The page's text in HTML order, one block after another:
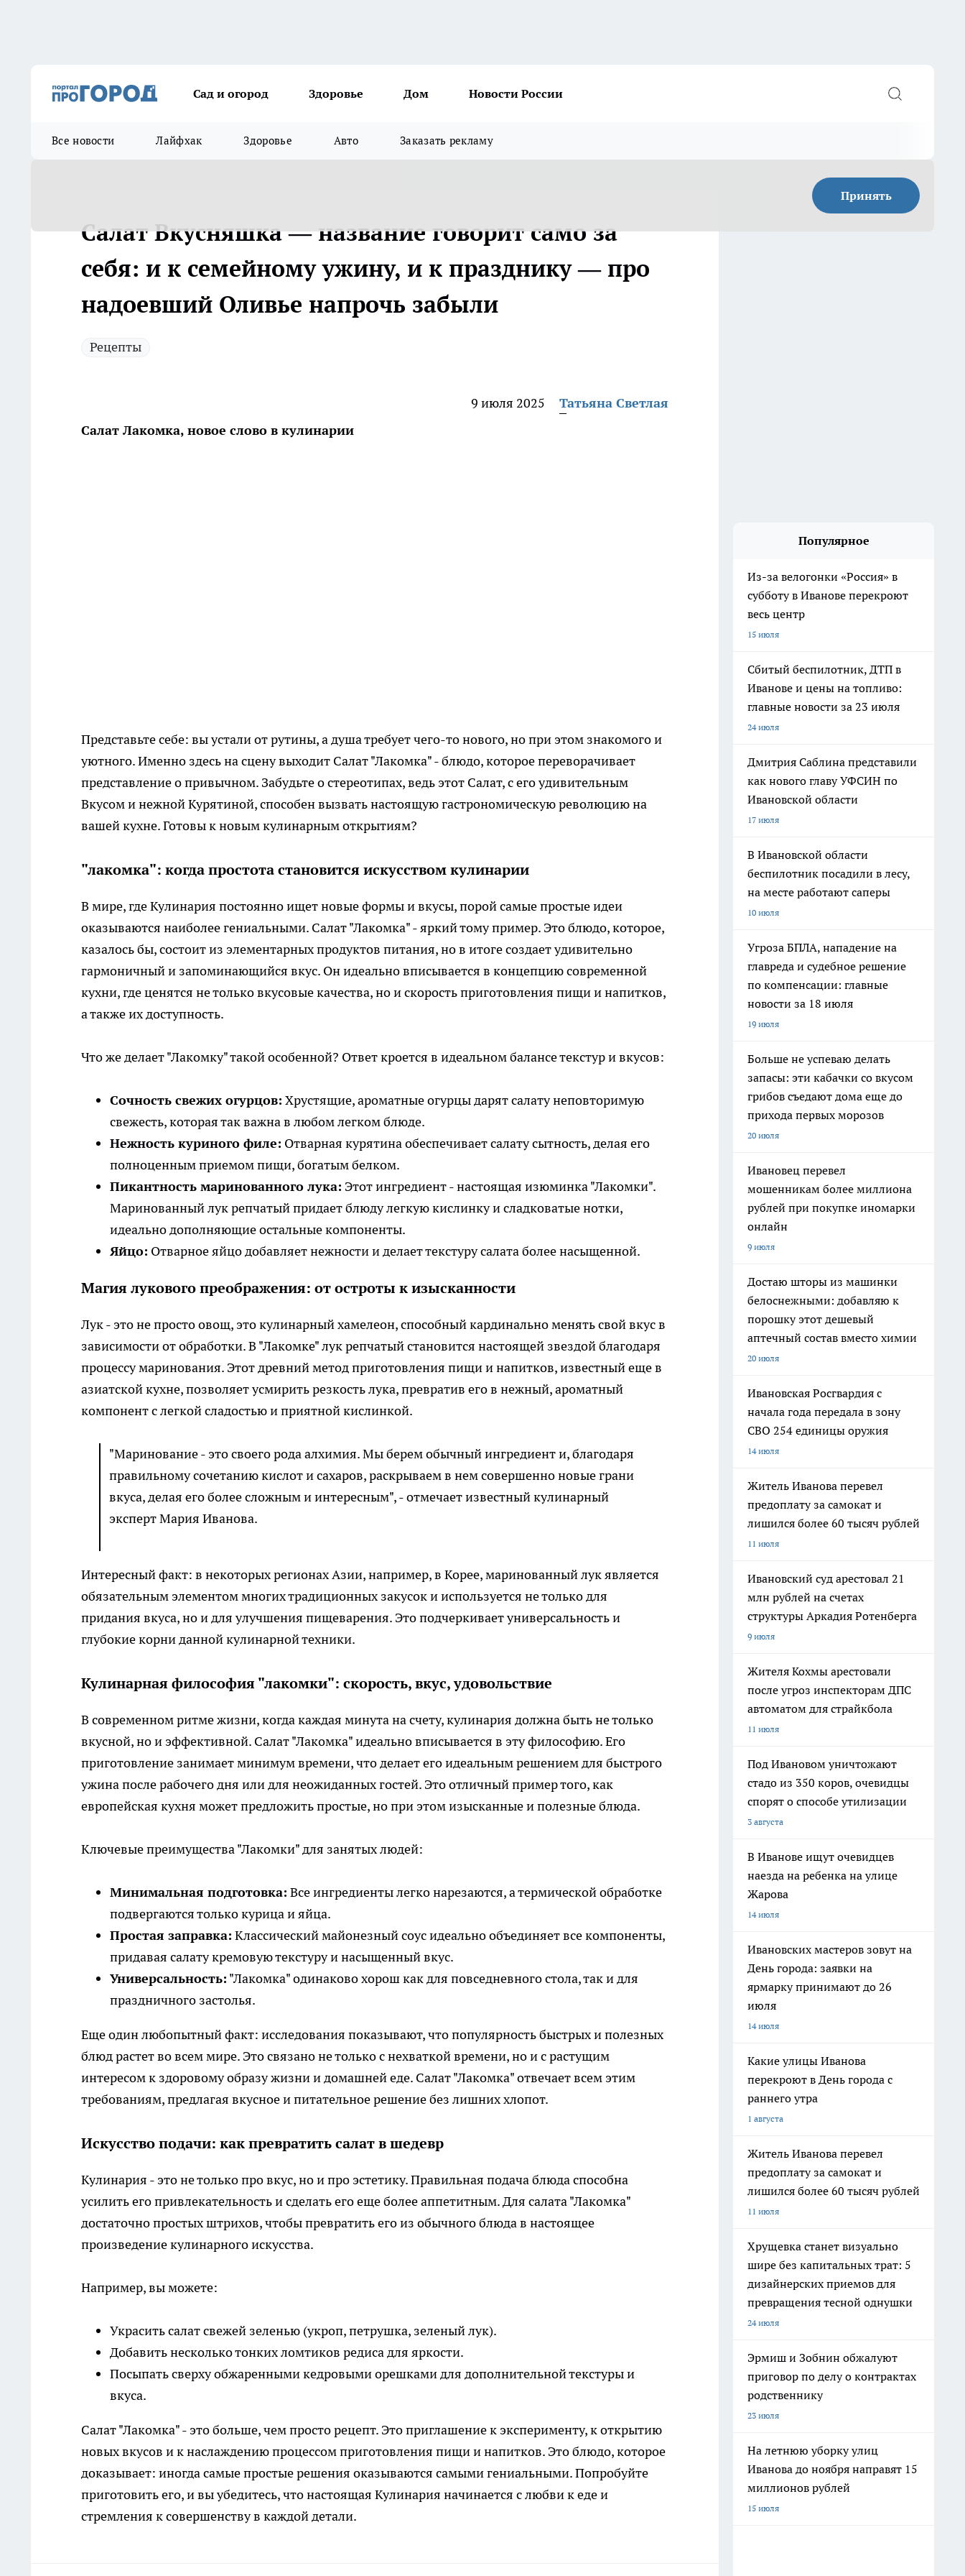
Сад и огород Здоровье Дом Новости России
Все новости Лайфхак Здоровье Авто Заказать рекламу
Принять
Салат Вкусняшка — название говорит само за
себя: и к семейному ужину, и к празднику — про
надоевший Оливье напрочь забыли
Рецепты
9 июля 2025
Татьяна Светлая
Салат Лакомка, новое слово в кулинарии
Представьте себе: вы устали от рутины, а душа требует чего-то нового, но при этом знакомого и
уютного. Именно здесь на сцену выходит Салат "Лакомка" - блюдо, которое переворачивает
представление о привычном. Забудьте о стереотипах, ведь этот Салат, с его удивительным
Вкусом и нежной Курятиной, способен вызвать настоящую гастрономическую революцию на
вашей кухне. Готовы к новым кулинарным открытиям?
"лакомка": когда простота становится искусством кулинарии
В мире, где Кулинария постоянно ищет новые формы и вкусы, порой самые простые идеи
оказываются наиболее гениальными. Салат "Лакомка" - яркий тому пример. Это блюдо, которое,
казалось бы, состоит из элементарных продуктов питания, но в итоге создает удивительно
гармоничный и запоминающийся вкус. Он идеально вписывается в концепцию современной
кухни, где ценятся не только вкусовые качества, но и скорость приготовления пищи и напитков,
а также их доступность.
Что же делает "Лакомку" такой особенной? Ответ кроется в идеальном балансе текстур и вкусов:
Сочность свежих огурцов: Хрустящие, ароматные огурцы дарят салату неповторимую
свежесть, которая так важна в любом легком блюде.
Нежность куриного филе: Отварная курятина обеспечивает салату сытность, делая его
полноценным приемом пищи, богатым белком.
Пикантность маринованного лука: Этот ингредиент - настоящая изюминка "Лакомки".
Маринованный лук репчатый придает блюду легкую кислинку и сладковатые нотки,
идеально дополняющие остальные компоненты.
Яйцо: Отварное яйцо добавляет нежности и делает текстуру салата более насыщенной.
Магия лукового преображения: от остроты к изысканности
Лук - это не просто овощ, это кулинарный хамелеон, способный кардинально менять свой вкус в
зависимости от обработки. В "Лакомке" лук репчатый становится настоящей звездой благодаря
процессу маринования. Этот древний метод приготовления пищи и напитков, известный еще в
азиатской кухне, позволяет усмирить резкость лука, превратив его в нежный, ароматный
компонент с легкой сладостью и приятной кислинкой.
"Маринование - это своего рода алхимия. Мы берем обычный ингредиент и, благодаря
правильному сочетанию кислот и сахаров, раскрываем в нем совершенно новые грани
вкуса, делая его более сложным и интересным", - отмечает известный кулинарный
эксперт Мария Иванова.
Интересный факт: в некоторых регионах Азии, например, в Корее, маринованный лук является
обязательным элементом многих традиционных закусок и используется не только для
придания вкуса, но и для улучшения пищеварения. Это подчеркивает универсальность и
глубокие корни данной кулинарной техники.
Кулинарная философия "лакомки": скорость, вкус, удовольствие
В современном ритме жизни, когда каждая минута на счету, кулинария должна быть не только
вкусной, но и эффективной. Салат "Лакомка" идеально вписывается в эту философию. Его
приготовление занимает минимум времени, что делает его идеальным решением для быстрого
ужина после рабочего дня или для неожиданных гостей. Это отличный пример того, как
европейская кухня может предложить простые, но при этом изысканные и полезные блюда.
Ключевые преимущества "Лакомки" для занятых людей:
Минимальная подготовка: Все ингредиенты легко нарезаются, а термической обработке
подвергаются только курица и яйца.
Простая заправка: Классический майонезный соус идеально объединяет все компоненты,
придавая салату кремовую текстуру и насыщенный вкус.
Универсальность: "Лакомка" одинаково хорош как для повседневного стола, так и для
праздничного застолья.
Еще один любопытный факт: исследования показывают, что популярность быстрых и полезных
блюд растет во всем мире. Это связано не только с нехваткой времени, но и с растущим
интересом к здоровому образу жизни и домашней еде. Салат "Лакомка" отвечает всем этим
требованиям, предлагая вкусное и питательное решение без лишних хлопот.
Искусство подачи: как превратить салат в шедевр
Кулинария - это не только про вкус, но и про эстетику. Правильная подача блюда способна
усилить его привлекательность и сделать его еще более аппетитным. Для салата "Лакомка"
достаточно простых штрихов, чтобы превратить его из обычного блюда в настоящее
произведение кулинарного искусства.
Например, вы можете:
Украсить салат свежей зеленью (укроп, петрушка, зеленый лук).
Добавить несколько тонких ломтиков редиса для яркости.
Посыпать сверху обжаренными кедровыми орешками для дополнительной текстуры и
вкуса.
Салат "Лакомка" - это больше, чем просто рецепт. Это приглашение к эксперименту, к открытию
новых вкусов и к наслаждению процессом приготовления пищи и напитков. Это блюдо, которое
доказывает: иногда самые простые решения оказываются самыми гениальными. Попробуйте
приготовить его, и вы убедитесь, что настоящая Кулинария начинается с любви к еде и
стремления к совершенству в каждой детали.
Популярное
Из-за велогонки «Россия» в
субботу в Иванове перекроют
весь центр
15 июля
Сбитый беспилотник, ДТП в
Иванове и цены на топливо:
главные новости за 23 июля
24 июля
Дмитрия Саблина представили
как нового главу УФСИН по
Ивановской области
17 июля
В Ивановской области
беспилотник посадили в лесу,
на месте работают саперы
10 июля
Угроза БПЛА, нападение на
главреда и судебное решение
по компенсации: главные
новости за 18 июля
19 июля
Больше не успеваю делать
запасы: эти кабачки со вкусом
грибов съедают дома еще до
прихода первых морозов
20 июля
Ивановец перевел
мошенникам более миллиона
рублей при покупке иномарки
онлайн
9 июля
Достаю шторы из машинки
белоснежными: добавляю к
порошку этот дешевый
аптечный состав вместо химии
20 июля
Ивановская Росгвардия с
начала года передала в зону
СВО 254 единицы оружия
14 июля
Житель Иванова перевел
предоплату за самокат и
лишился более 60 тысяч рублей
11 июля
Ивановский суд арестовал 21
млн рублей на счетах
структуры Аркадия Ротенберга
9 июля
Жителя Кохмы арестовали
после угроз инспекторам ДПС
автоматом для страйкбола
11 июля
Под Ивановом уничтожают
стадо из 350 коров, очевидцы
спорят о способе утилизации
3 августа
В Иванове ищут очевидцев
наезда на ребенка на улице
Жарова
14 июля
Ивановских мастеров зовут на
День города: заявки на
ярмарку принимают до 26
июля
14 июля
Какие улицы Иванова
перекроют в День города с
раннего утра
1 августа
Житель Иванова перевел
предоплату за самокат и
лишился более 60 тысяч рублей
11 июля
Хрущевка станет визуально
шире без капитальных трат: 5
дизайнерских приемов для
превращения тесной однушки
24 июля
Эрмиш и Зобнин обжалуют
приговор по делу о контрактах
родственнику
23 июля
На летнюю уборку улиц
Иванова до ноября направят 15
миллионов рублей
15 июля